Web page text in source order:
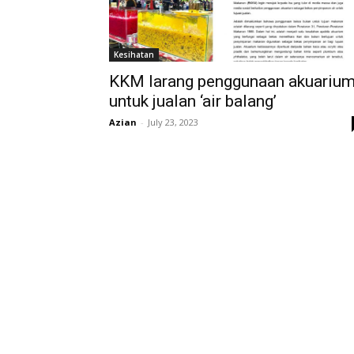
Kesihatan
KKM larang penggunaan
untuk jualan ‘air balang’
Azian - July 23, 2023